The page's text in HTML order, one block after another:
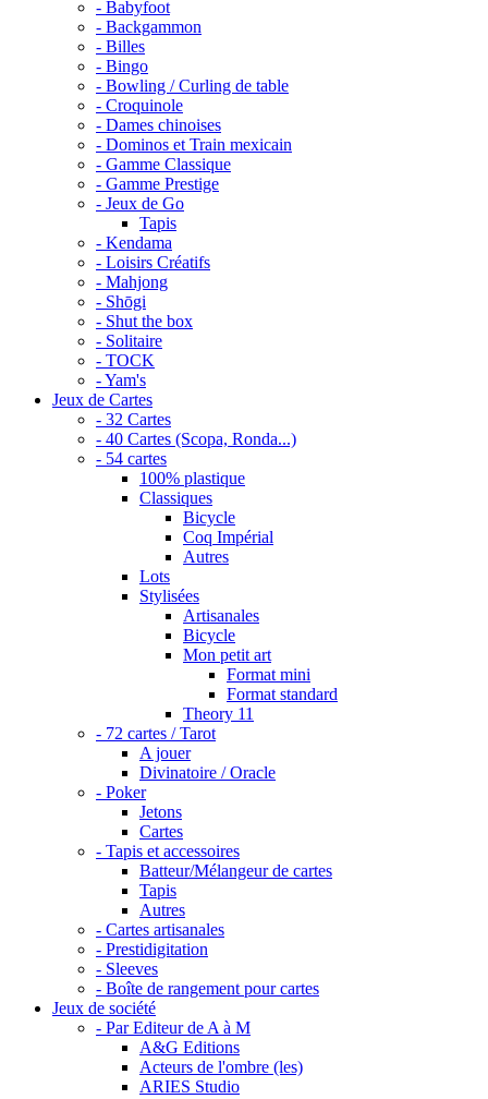
- Babyfoot
- Backgammon
- Billes
- Bingo
- Bowling / Curling de table
- Croquinole
- Dames chinoises
- Dominos et Train mexicain
- Gamme Classique
- Gamme Prestige
- Jeux de Go
Tapis
- Kendama
- Loisirs Créatifs
- Mahjong
- Shōgi
- Shut the box
- Solitaire
- TOCK
- Yam's
Jeux de Cartes
- 32 Cartes
- 40 Cartes (Scopa, Ronda...)
- 54 cartes
100% plastique
Classiques
Bicycle
Coq Impérial
Autres
Lots
Stylisées
Artisanales
Bicycle
Mon petit art
Format mini
Format standard
Theory 11
- 72 cartes / Tarot
A jouer
Divinatoire / Oracle
- Poker
Jetons
Cartes
- Tapis et accessoires
Batteur/Mélangeur de cartes
Tapis
Autres
- Cartes artisanales
- Prestidigitation
- Sleeves
- Boîte de rangement pour cartes
Jeux de société
- Par Editeur de A à M
A&G Editions
Acteurs de l'ombre (les)
ARIES Studio